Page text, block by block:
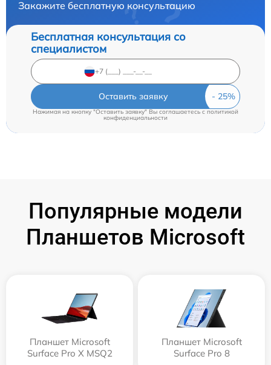
Закажите бесплатную консультацию
Бесплатная консультация со
специалистом
Оставить заявку
Нажимая на кнопку "Оставить заявку" Вы соглашаетесь cполитикой
конфиденциальности
Популярные модели
Планшетов Microsoft
Планшет Microsoft
Surface Pro X MSQ2
Планшет Microsoft
Surface Pro 8